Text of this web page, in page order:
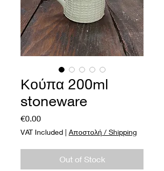
Κούπα 200ml
stoneware
€0.00Price
VAT Included | Αποστολή / Shipping
Out of Stock